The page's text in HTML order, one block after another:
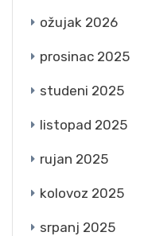
ožujak 2026
prosinac 2025
studeni 2025
listopad 2025
rujan 2025
kolovoz 2025
srpanj 2025